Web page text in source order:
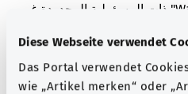
Diese Webseite verwendet
Das Portal verwendet
wie „Artikel merken“ oder
مُقدم من شركة "Was hab’ ich?‎" ذات المسؤولية المحدودة غير